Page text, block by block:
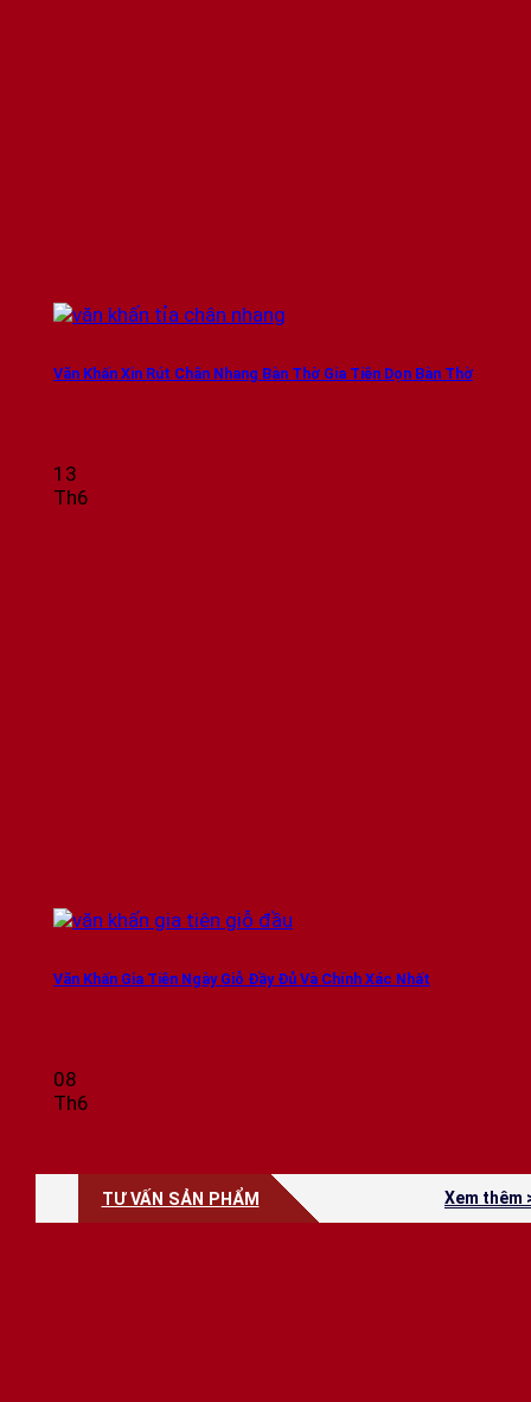
Văn Khấn Xin Rút Chân Nhang Bàn Thờ Gia Tiên Dọn Bàn Thờ
13
Th6
Văn Khấn Gia Tiên Ngày Giỗ Đầy Đủ Và Chính Xác Nhất
08
Th6
TƯ VẤN SẢN PHẨM Xem thêm